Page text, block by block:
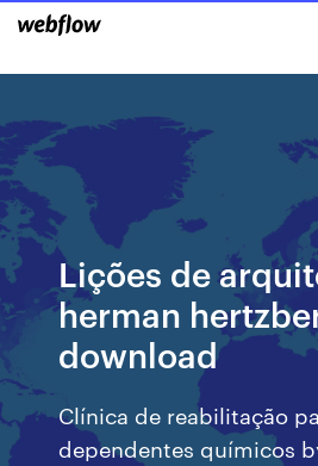
Lições de
herman
download
Clínica de reabilitação
dependentes químicos